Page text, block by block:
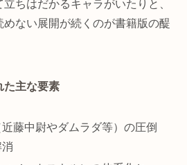
ちはだかるキャラがいたりと、
めない展開が続くのが書籍版の醍
た主な要素
藤中尉やダムラダ等）の圧倒